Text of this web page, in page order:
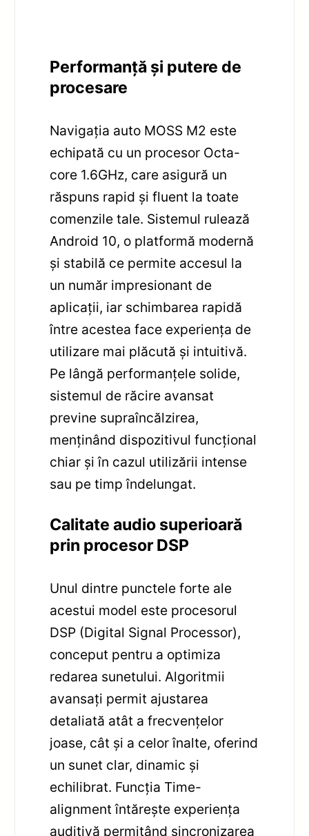
Performanță și putere de
procesare
Navigația auto MOSS M2 este
echipată cu un procesor Octa-
core 1.6GHz, care asigură un
răspuns rapid și fluent la toate
comenzile tale. Sistemul rulează
Android 10, o platformă modernă
și stabilă ce permite accesul la
un număr impresionant de
aplicații, iar schimbarea rapidă
între acestea face experiența de
utilizare mai plăcută și intuitivă.
Pe lângă performanțele solide,
sistemul de răcire avansat
previne supraîncălzirea,
menținând dispozitivul funcțional
chiar și în cazul utilizării intense
sau pe timp îndelungat.
Calitate audio superioară
prin procesor DSP
Unul dintre punctele forte ale
acestui model este procesorul
DSP (Digital Signal Processor),
conceput pentru a optimiza
redarea sunetului. Algoritmii
avansați permit ajustarea
detaliată atât a frecvențelor
joase, cât și a celor înalte, oferind
un sunet clar, dinamic și
echilibrat. Funcția Time-
alignment întărește experiența
auditivă permițând sincronizarea